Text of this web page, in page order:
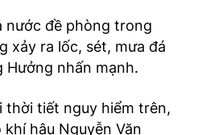
nước đề phòng trong
xảy ra lốc, sét, mưa đá
Hưởng nhấn mạnh.
thời tiết nguy hiểm trên,
hậu Nguyễn Văn